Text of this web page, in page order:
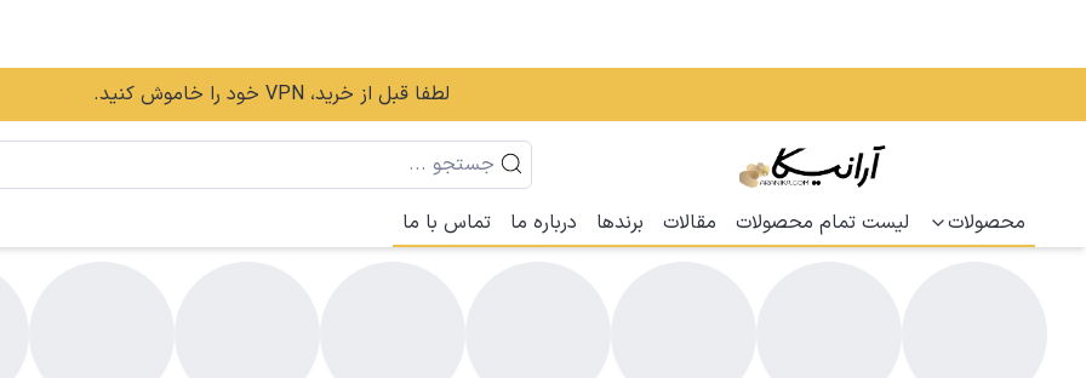
لطفا قبل از خرید، VPN خود را خاموش کنید.
محصولات لیست تمام محصولات مقالات برندها درباره ما تماس با ما